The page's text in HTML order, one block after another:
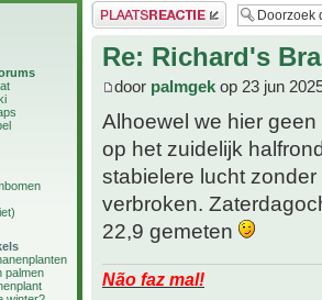
palmen
Plaats een reactie
Re: Richard's
door palmgek op 23 jun
Alhoewel we hier
op het zuidelijk
stabielere lucht
verbroken.
22,9 gemeten
Não faz mal!